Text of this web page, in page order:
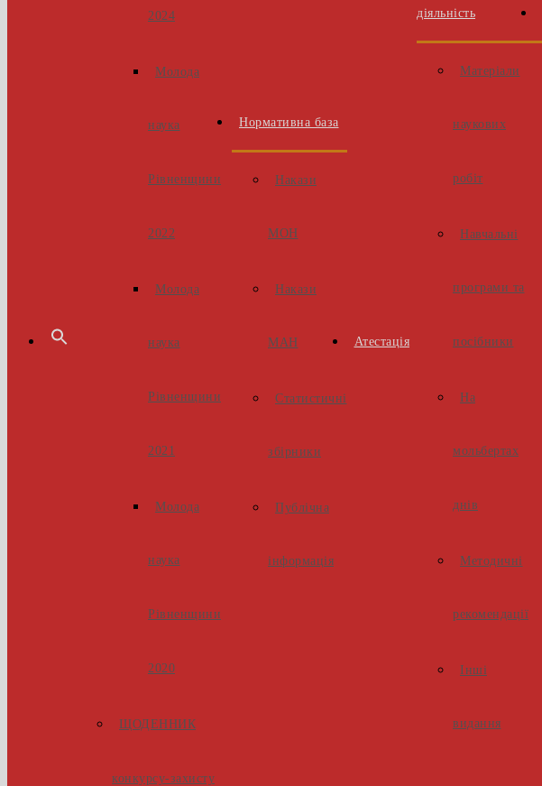
2024
Молода
наука
Рівненщини
2022
Молода
наука
Рівненщини
2021
Молода
наука
Рівненщини
2020
ЩОДЕННИК
конкурсу-захисту
Нормативна база
Накази
МОН
Накази
МАН
Статистичні
збірники
Публічна
інформація
Атестація
діяльність
Матеріали
наукових
робіт
Навчальні
програми та
посібники
На
мольбертах
днів
Методичні
рекомендації
Інші
видання